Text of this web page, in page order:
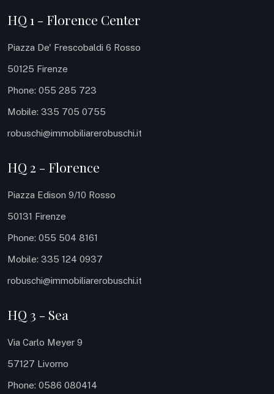
HQ 1 - Florence Center
Piazza De' Frescobaldi 6 Rosso
50125 Firenze
Phone: 055 285 723
Mobile: 335 705 0755
robuschi@immobiliarerobuschi.it
HQ 2 - Florence
Piazza Edison 9/10 Rosso
50131 Firenze
Phone: 055 504 8161
Mobile: 335 124 0937
robuschi@immobiliarerobuschi.it
HQ 3 - Sea
Via Carlo Meyer 9
57127 Livorno
Phone: 0586 080414